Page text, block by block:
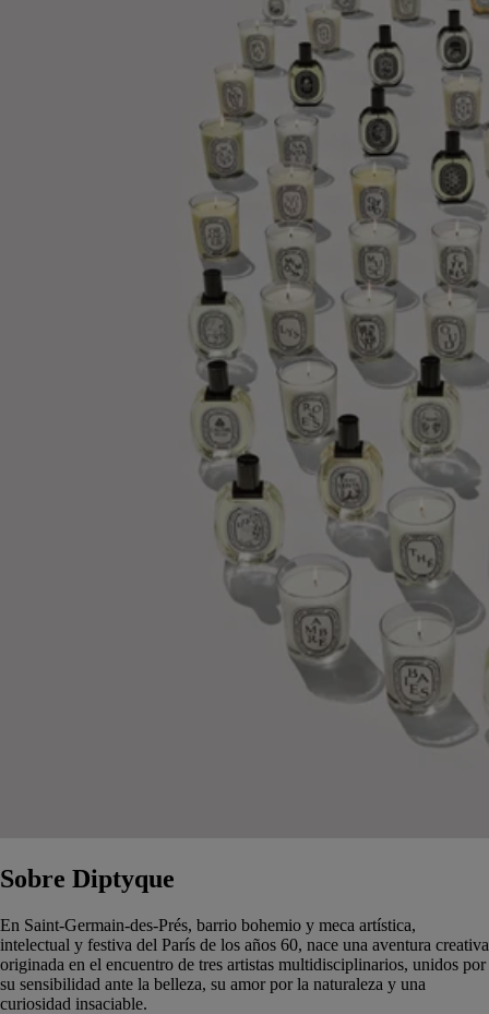
Sobre Diptyque
En Saint-Germain-des-Prés, barrio bohemio y meca artística,
intelectual y festiva del París de los años 60, nace una aventura creativa
originada en el encuentro de tres artistas multidisciplinarios, unidos por
su sensibilidad ante la belleza, su amor por la naturaleza y una
curiosidad insaciable.